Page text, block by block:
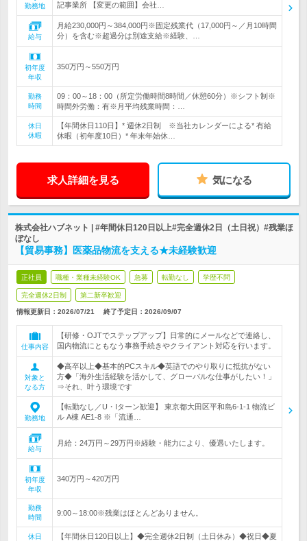
勤務地
記事業所 【変更の範囲】会社…
給与
月給230,000円～384,000円※固定残業代（17,000円～／月10時間
分）を含む※超過分は別途支給※経験、…
初年度
年収
350万円～550万円
勤務
時間
09：00～18：00（所定労働時間8時間／休憩60分）※シフト制※
時間外労働：有※月平均残業時間：…
休日
休暇
【年間休日110日】* 週休2日制 ※当社カレンダーによる* 有給
休暇（初年度10日）* 年末年始休…
求人詳細を見る 気になる
株式会社ハブネット | #年間休日120日以上#完全週休2日（土日祝）#残業ほ
ぼなし
【貿易事務】医薬品物流を支える★未経験歓迎
正社員 職種・業種未経験OK 急募 転勤なし 学歴不問
完全週休2日制 第二新卒歓迎
情報更新日：2026/07/21 終了予定日： 2026/09/07
仕事内容
【研修・OJTでステップアップ】日常的にメールなどで連絡し、
国内物流にともなう事務手続きやクライアント対応を行います。
対象と
なる方
◆高卒以上◆基本的PCスキル◆英語でのやり取りに抵抗がない
方◆「海外生活経験を活かして、グローバルな仕事がしたい！」
⇒それ、叶う環境です
勤務地
【転勤なし／U・Iターン歓迎】 東京都大田区平和島6-1-1 物流ビ
ル A棟 AE1-8 ※「流通…
給与
月給：24万円～29万円※経験・能力により、優遇いたします。
初年度
年収
340万円～420万円
勤務
時間
9:00～18:00※残業はほとんどありません。
休日
【年間休日120日以上】◆完全週休2日制（土日休み）◆祝日◆夏